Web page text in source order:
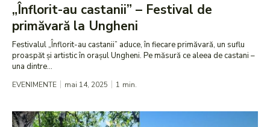
„Înflorit-au castanii” – Festival de
primăvară la Ungheni
Festivalul „Înflorit-au castanii” aduce, în fiecare primăvară, un suflu
proaspăt și artistic în orașul Ungheni. Pe măsură ce aleea de castani –
una dintre...
EVENIMENTE mai 14, 2025 1 min.